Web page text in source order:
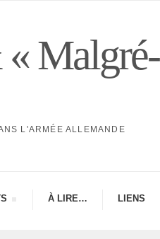
Malgré-
L'ARMÉE ALLEMANDE
À LIRE… LIENS